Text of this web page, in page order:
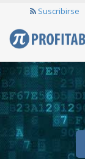
Suscribirse